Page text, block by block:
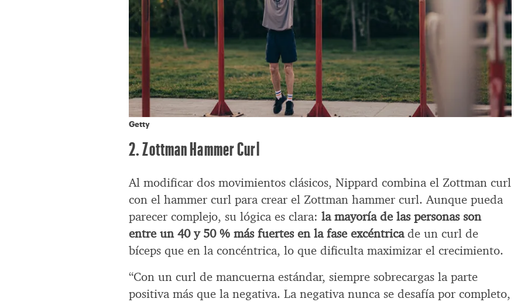
Getty
2. Zottman Hammer Curl
Al modificar dos movimientos clásicos, Nippard combina el Zottman curl
con el hammer curl para crear el Zottman hammer curl. Aunque pueda
parecer complejo, su lógica es clara:la mayoría de las personas son
entre un 40 y 50 % más fuertes en la fase excéntricade un curl de
bíceps que en la concéntrica, lo que dificulta maximizar el crecimiento.
“Con un curl de mancuerna estándar, siempre sobrecargas la parte
positiva más que la negativa. La negativa nunca se desafía por completo,